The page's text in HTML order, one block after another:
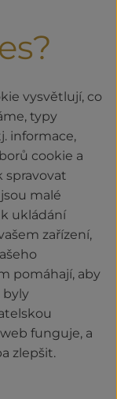
vysvětlují, co
typy
informace,
cookie a
spravovat
malé
ukládání
zařízení,
pomáhají, aby
byly
funguje, a
zlepšit.